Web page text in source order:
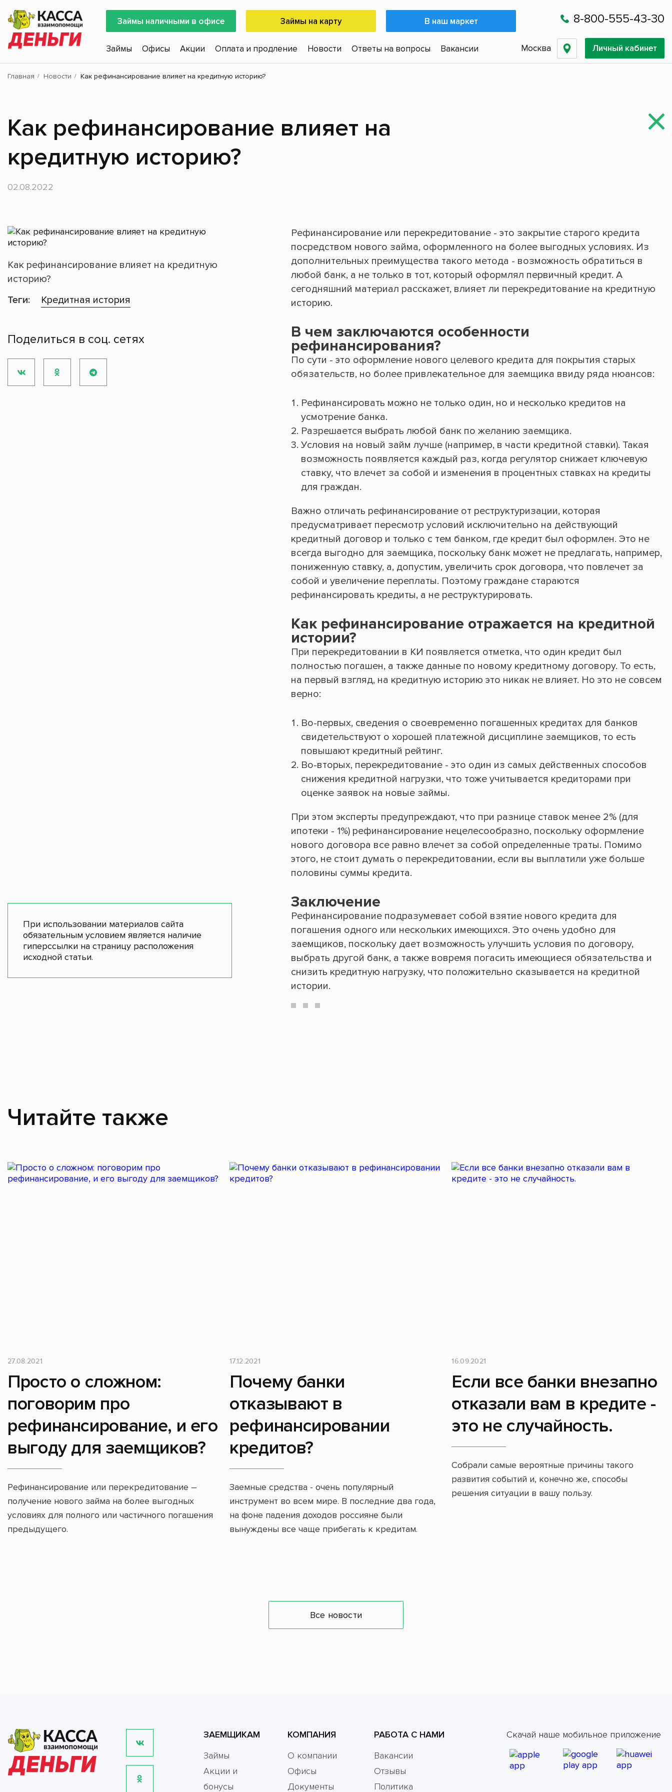
Займы наличными в офисе Займы на карту В наш маркет 8-800-555-43-30
Займы Офисы Акции Оплата и продление Новости Ответы на вопросы Вакансии Москва Личный кабинет
Главная Новости Как рефинансирование влияет на кредитную историю?
Как рефинансирование влияет на
кредитную историю?
02.08.2022
Как рефинансирование влияет на кредитную
историю?
Теги:
Кредитная история
Поделиться в соц. сетях
При использовании материалов сайта
обязательным условием является наличие
гиперссылки на страницу расположения
исходной статьи.
Рефинансирование или перекредитование - это закрытие старого кредита
посредством нового займа, оформленного на более выгодных условиях. Из
дополнительных преимущества такого метода - возможность обратиться в
любой банк, а не только в тот, который оформлял первичный кредит. А
сегодняшний материал расскажет, влияет ли перекредитование на кредитную
историю.
В чем заключаются особенности
рефинансирования?
По сути - это оформление нового целевого кредита для покрытия старых
обязательств, но более привлекательное для заемщика ввиду ряда нюансов:
Рефинансировать можно не только один, но и несколько кредитов на
усмотрение банка.
Разрешается выбрать любой банк по желанию заемщика.
Условия на новый займ лучше (например, в части кредитной ставки). Такая
возможность появляется каждый раз, когда регулятор снижает ключевую
ставку, что влечет за собой и изменения в процентных ставках на кредиты
для граждан.
Важно отличать рефинансирование от реструктуризации, которая
предусматривает пересмотр условий исключительно на действующий
кредитный договор и только с тем банком, где кредит был оформлен. Это не
всегда выгодно для заемщика, поскольку банк может не предлагать, например,
пониженную ставку, а, допустим, увеличить срок договора, что повлечет за
собой и увеличение переплаты. Поэтому граждане стараются
рефинансировать кредиты, а не реструктурировать.
Как рефинансирование отражается на кредитной
истории?
При перекредитовании в КИ появляется отметка, что один кредит был
полностью погашен, а также данные по новому кредитному договору. То есть,
на первый взгляд, на кредитную историю это никак не влияет. Но это не совсем
верно:
Во-первых, сведения о своевременно погашенных кредитах для банков
свидетельствуют о хорошей платежной дисциплине заемщиков, то есть
повышают кредитный рейтинг.
Во-вторых, перекредитование - это один из самых действенных способов
снижения кредитной нагрузки, что тоже учитывается кредиторами при
оценке заявок на новые займы.
При этом эксперты предупреждают, что при разнице ставок менее 2% (для
ипотеки - 1%) рефинансирование нецелесообразно, поскольку оформление
нового договора все равно влечет за собой определенные траты. Помимо
этого, не стоит думать о перекредитовании, если вы выплатили уже больше
половины суммы кредита.
Заключение
Рефинансирование подразумевает собой взятие нового кредита для
погашения одного или нескольких имеющихся. Это очень удобно для
заемщиков, поскольку дает возможность улучшить условия по договору,
выбрать другой банк, а также вовремя погасить имеющиеся обязательства и
снизить кредитную нагрузку, что положительно сказывается на кредитной
истории.
Читайте также
27.08.2021
Просто о сложном:
поговорим про
рефинансирование, и его
выгоду для заемщиков?
Рефинансирование или перекредитование –
получение нового займа на более выгодных
условиях для полного или частичного погашения
предыдущего.
17.12.2021
Почему банки
отказывают в
рефинансировании
кредитов?
Заемные средства - очень популярный
инструмент во всем мире. В последние два года,
на фоне падения доходов россияне были
вынуждены все чаще прибегать к кредитам.
16.09.2021
Если все банки внезапно
отказали вам в кредите -
это не случайность.
Собрали самые вероятные причины такого
развития событий и, конечно же, способы
решения ситуации в вашу пользу.
Все новости
ЗАЕМЩИКАМ
Займы
Акции и
бонусы
КОМПАНИЯ
О компании
Офисы
Документы
РАБОТА С НАМИ
Вакансии
Отзывы
Политика
Скачай наше мобильное приложение